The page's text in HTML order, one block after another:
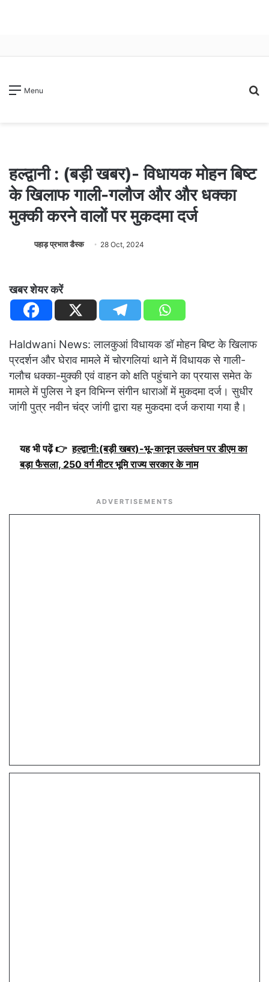
Menu
हल्द्वानी : (बड़ी खबर)- विधायक मोहन बिष्ट
के खिलाफ गाली-गलौज और और धक्का
मुक्की करने वालों पर मुकदमा दर्ज
पहाड़ प्रभात डैस्क 28 Oct, 2024
खबर शेयर करें
Haldwani News: लालकुआं विधायक डॉ मोहन बिष्ट के खिलाफ
प्रदर्शन और घेराव मामले में चोरगलियां थाने में विधायक से गाली-
गलौच धक्का-मुक्की एवं वाहन को क्षति पहुंचाने का प्रयास समेत के
मामले में पुलिस ने इन विभिन्न संगीन धाराओं में मुकदमा दर्ज। सुधीर
जांगी पुत्र नवीन चंद्र जांगी द्वारा यह मुकदमा दर्ज कराया गया है।
यह भी पढ़ें 👉 हल्द्वानी:(बड़ी खबर)-भू-कानून उल्लंघन पर डीएम का
बड़ा फैसला, 250 वर्ग मीटर भूमि राज्य सरकार के नाम
ADVERTISEMENTS